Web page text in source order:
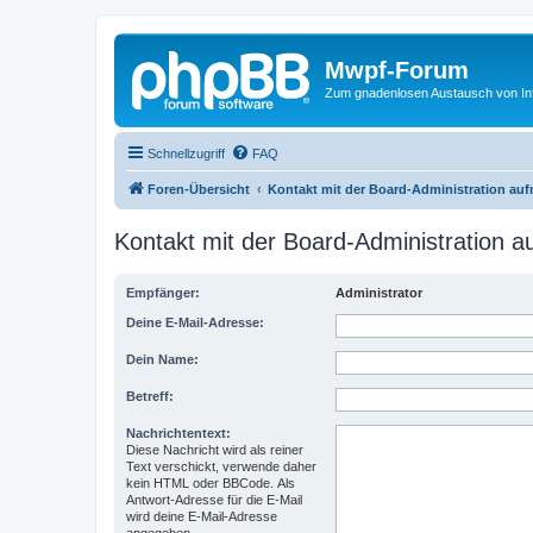
Mwpf-Forum
Zum gnadenlosen Austausch von
Schnellzugriff FAQ
Foren-Übersicht Kontakt mit der Board-Administration
Kontakt mit der Board-Administration
Empfänger: Administrator
Deine E-Mail-Adresse:
Dein Name:
Betreff:
Nachrichtentext:
Diese Nachricht wird als reiner
Text verschickt, verwende daher
kein HTML oder BBCode. Als
Antwort-Adresse für die E-Mail
wird deine E-Mail-Adresse